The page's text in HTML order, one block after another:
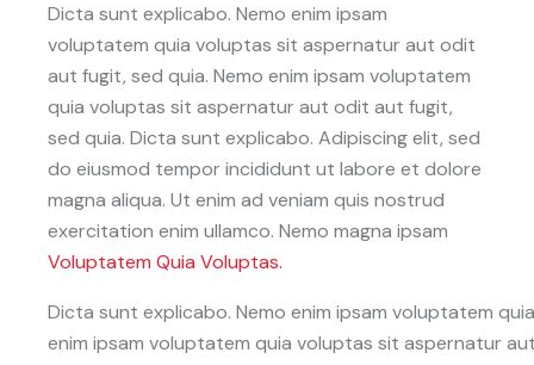
Dicta sunt explicabo. Nemo enim ipsam
voluptatem quia voluptas sit aspernatur aut odit
aut fugit, sed quia. Nemo enim ipsam voluptatem
quia voluptas sit aspernatur aut odit aut fugit,
sed quia. Dicta sunt explicabo. Adipiscing elit, sed
do eiusmod tempor incididunt ut labore et dolore
magna aliqua. Ut enim ad veniam quis nostrud
exercitation enim ullamco. Nemo magna ipsam
Voluptatem Quia Voluptas.
Dicta sunt explicabo. Nemo enim ipsam voluptatem
enim ipsam voluptatem quia voluptas sit aspernatur